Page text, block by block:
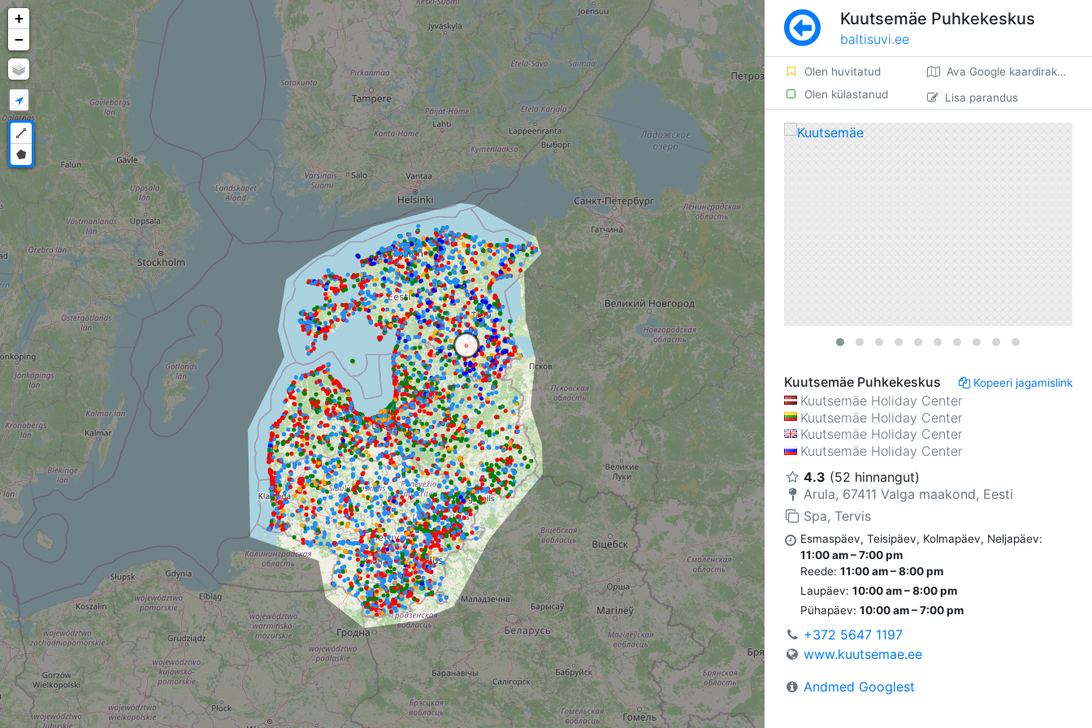
+
−
Draw a polyline
Draw a polygon
Kuutsemäe Puhkekeskus
baltisuvi.ee
Olen huvitatud
Olen külastanud
Ava Google kaardirakenduses
Lisa parandus
Kuutsemäe Puhkekeskus Kopeeri jagamislink
Kuutsemäe Holiday Center
Kuutsemäe Holiday Center
Kuutsemäe Holiday Center
Kuutsemäe Holiday Center
4.3 (52 hinnangut)
Arula, 67411 Valga maakond, Eesti
Spa, Tervis
11:00 am – 7:00 pm
Reede: 11:00 am – 8:00 pm
Laupäev: 10:00 am – 8:00 pm
Pühapäev: 10:00 am – 7:00 pm
+372 5647 1197
www.kuutsemae.ee
Andmed Googlest